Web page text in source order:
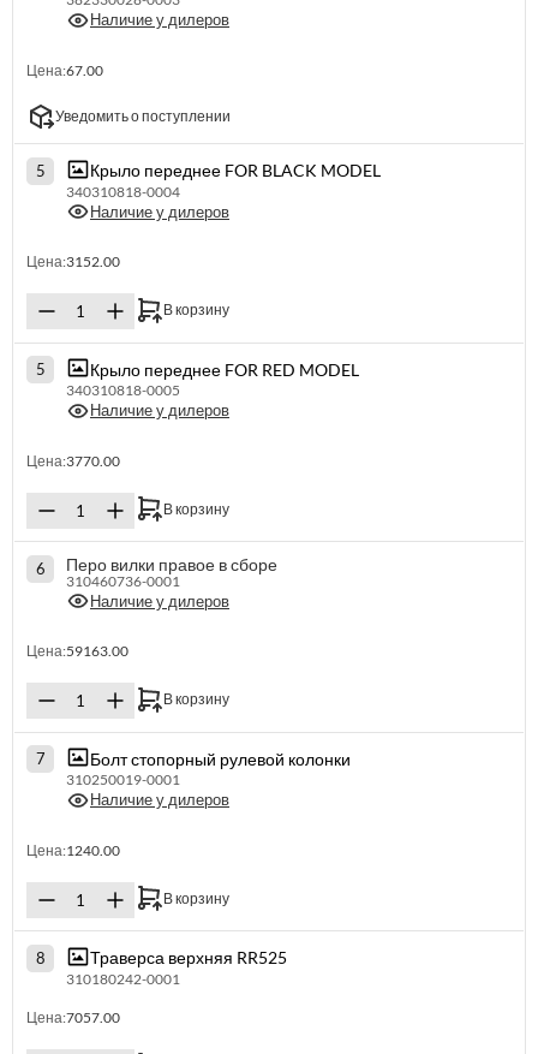
Наличие у дилеров
Цена:67.00
Уведомить о поступлении
5 Крыло переднее FOR BLACK MODEL
340310818-0004
Наличие у дилеров
Цена:3152.00
В корзину
5 Крыло переднее FOR RED MODEL
340310818-0005
Наличие у дилеров
Цена:3770.00
В корзину
6 Перо вилки правое в сборе
310460736-0001
Наличие у дилеров
Цена:59163.00
В корзину
7 Болт стопорный рулевой колонки
310250019-0001
Наличие у дилеров
Цена:1240.00
В корзину
8 Траверса верхняя RR525
310180242-0001
Цена:7057.00